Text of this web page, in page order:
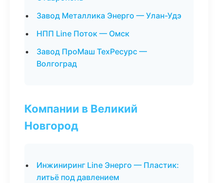
Завод Металлика Энерго — Улан-Удэ
НПП Line Поток — Омск
Завод ПроМаш ТехРесурс —
Волгоград
Компании в Великий
Новгород
Инжиниринг Line Энерго — Пластик:
литьё под давлением